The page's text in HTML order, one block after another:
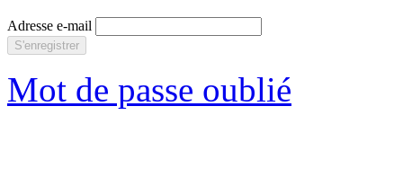
Adresse e-mail
S'enregistrer
Mot de passe oublié